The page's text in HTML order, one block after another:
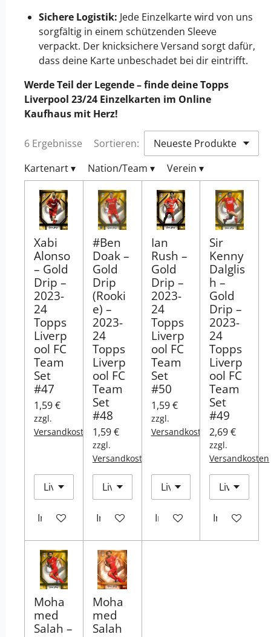
Sichere Logistik: Jede Einzelkarte wird von uns
sorgfältig in einem schützenden Sleeve
verpackt. Der knicksichere Versand sorgt dafür,
dass deine Karte unbeschadet bei dir eintrifft.
Werde Teil der Legende – finde deine Topps
Liverpool 23/24 Einzelkarten im Online
Kaufhaus mit Herz!
6 Ergebnisse
Sortieren:
Kartenart▾ Nation/Team ▾ Verein ▾
Xabi
Alonso
– Gold
Drip –
2023-
24
Topps
Liverp
ool FC
Team
Set
#47
1,59 €
zzgl.
Versandkosten
In den Warenkorb
#Ben
Doak –
Gold
Drip
(Rooki
e) –
2023-
24
Topps
Liverp
ool FC
Team
Set
#48
1,59 €
zzgl.
Versandkosten
In den Warenkorb
Ian
Rush –
Gold
Drip –
2023-
24
Topps
Liverp
ool FC
Team
Set
#50
1,59 €
zzgl.
Versandkosten
In den Warenkorb
Sir
Kenny
Dalglis
h –
Gold
Drip –
2023-
24
Topps
Liverp
ool FC
Team
Set
#49
2,69 €
zzgl.
Versandkosten
In den
Moha
med
Salah –
Moha
med
Salah